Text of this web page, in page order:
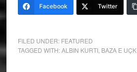
Facebook Twitter
FILED UNDER: FEATURED
TAGGED WITH:ALBIN KURTI, BAZA E UÇK,